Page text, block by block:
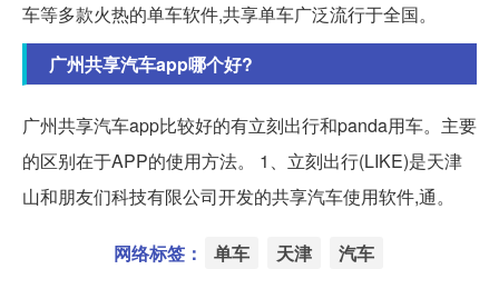
车等多款火热的单车软件,共享单车广泛流行于全国。
广州共享汽车app哪个好?
广州共享汽车app比较好的有立刻出行和panda用车。主要
的区别在于APP的使用方法。 1、立刻出行(LIKE)是天津
山和朋友们科技有限公司开发的共享汽车使用软件,通。
网络标签： 单车 天津 汽车